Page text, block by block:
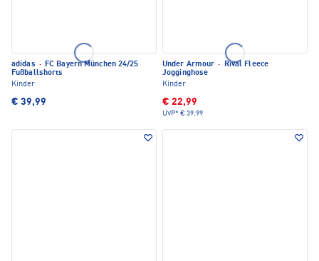
adidas · FC Bayern München 24/25
Fußballshorts
Kinder
€ 39,99
Under Armour ·
Rival Fleece
Jogginghose
Kinder
€ 22,99
UVP* € 39,99